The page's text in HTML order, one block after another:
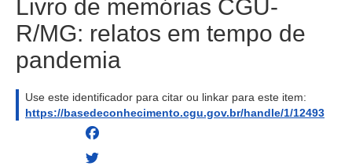
Livro de memórias CGU-
R/MG: relatos em tempo de
pandemia
Use este identificador para citar ou linkar para este item:
https://basedeconhecimento.cgu.gov.br/handle/1/12493